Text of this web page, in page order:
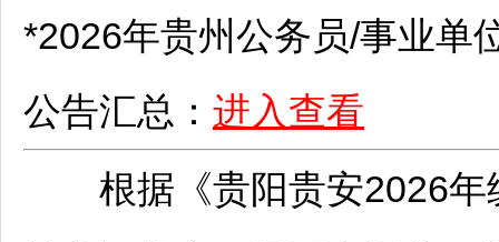
*2026年贵州公务员/事业单
公告汇总： 进入查看
根据《贵阳贵安2026年